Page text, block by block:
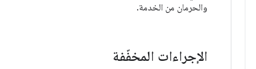
والحرمان من الخدمة.
الإجراءات المخفّفة